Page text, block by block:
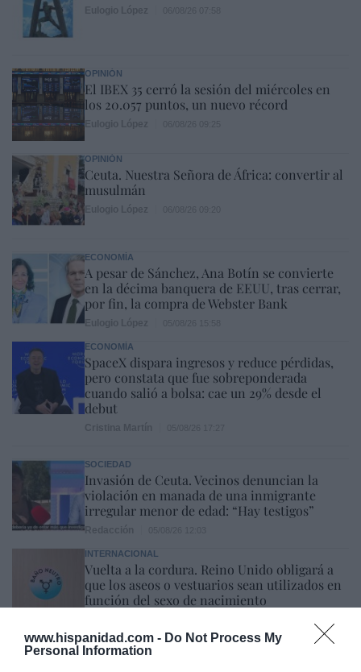
www.hispanidad.com - Do Not Process My
Personal Information
OPINIÓN
El IBEX 35 cerró la sesión del miércoles en
los 20.057 puntos, un nuevo récord
OPINIÓN
Ceuta. Nuestra Señora de África: convertir al
musulmán
ECONOMÍA
A pesar de Sánchez, Ana Botín se convierte
en la décima banquera de EEUU, tras cerrar,
por fin, la compra de Webster Bank
ECONOMÍA
SpaceX dispara ingresos y reduce pérdidas,
pero constata que fue sobreponderada
cuando salió a bolsa: cae un 29% desde el
debut
SOCIEDAD
Invasión de Ceuta. Vecinos denuncian la
violación en manada de una inmigrante
irregular menor de edad: “Hay testigos”
INTERNACIONAL
Vuelta a la cordura. Reino Unido obligará a
que los aseos o vestuarios sean utilizados en
función del sexo de nacimiento